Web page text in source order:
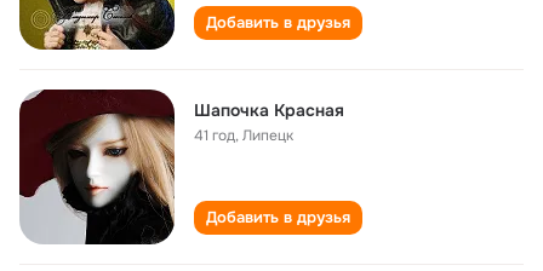
Добавить в друзья
Шапочка Красная
41 год,Липецк
Добавить в друзья